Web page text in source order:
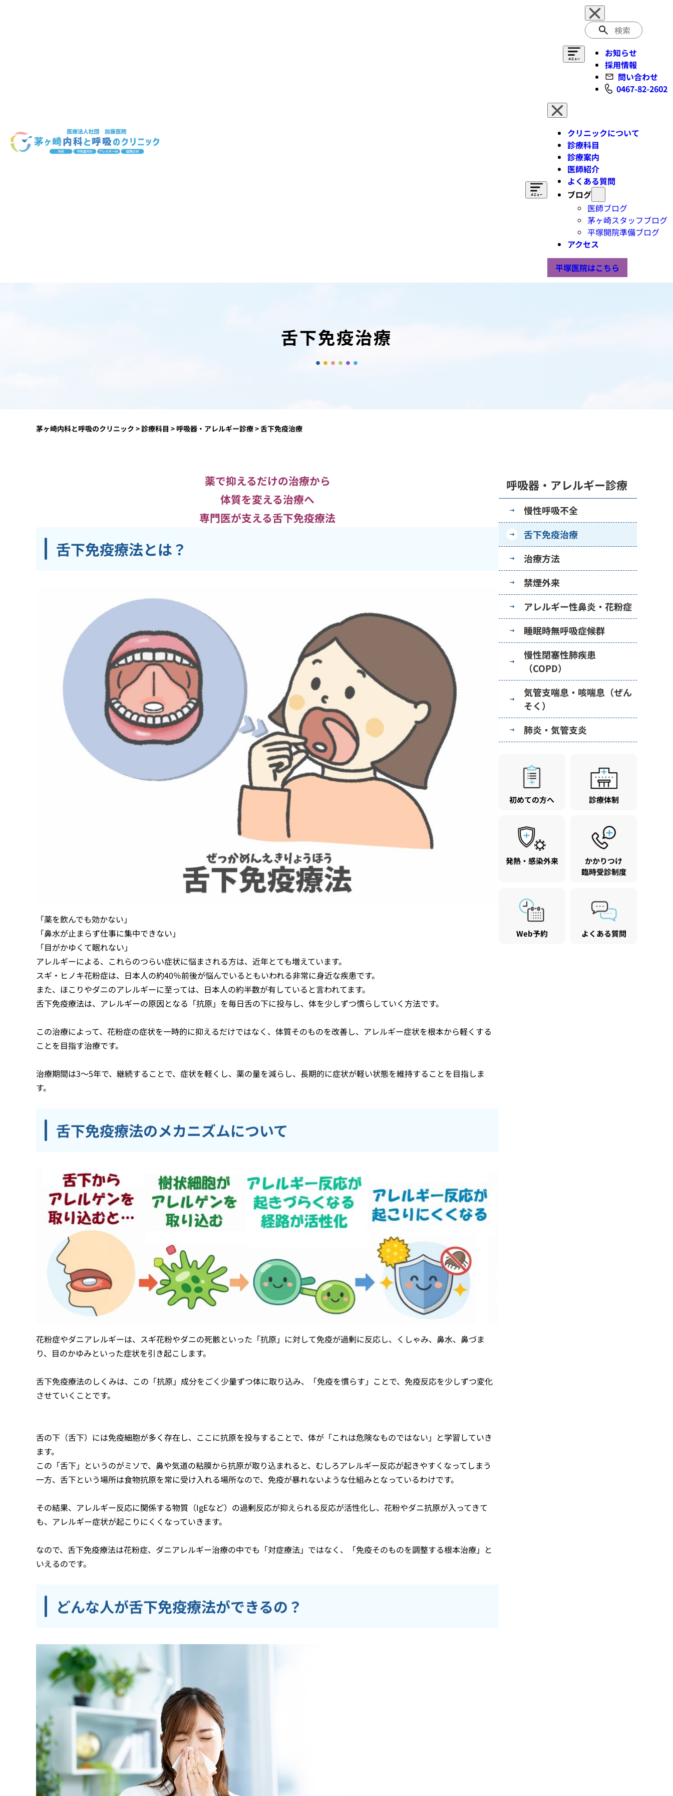
検
索
お知らせ
採用情報
問い合わせ
0467-82-2602
クリニックについて
診療科目
診療案内
医師紹介
よくある質問
ブログ
医師ブログ
茅ヶ崎スタッフブログ
平塚開院準備ブログ
アクセス
平塚医院はこちら
舌下免疫治療
茅ヶ崎内科と呼吸のクリニック >診療科目 >呼吸器・アレルギー診療>舌下免疫治療
薬で抑えるだけの治療から
体質を変える治療へ
専門医が支える舌下免疫療法
舌下免疫療法とは？
「薬を飲んでも効かない」
「鼻水が止まらず仕事に集中できない」
「目がかゆくて眠れない」
アレルギーによる、これらのつらい症状に悩まされる方は、近年とても増えています。
スギ・ヒノキ花粉症は、日本人の約40％前後が悩んでいるともいわれる非常に身近な疾患です。
また、ほこりやダニのアレルギーに至っては、日本人の約半数が有していると言われてます。
舌下免疫療法は、アレルギーの原因となる「抗原」を毎日舌の下に投与し、体を少しずつ慣らしていく方法です。
この治療によって、花粉症の症状を一時的に抑えるだけではなく、体質そのものを改善し、アレルギー症状を根本から軽くする
ことを目指す治療です。
治療期間は3〜5年で、継続することで、症状を軽くし、薬の量を減らし、長期的に症状が軽い状態を維持することを目指しま
す。
舌下免疫療法のメカニズムについて
花粉症やダニアレルギーは、スギ花粉やダニの死骸といった「抗原」に対して免疫が過剰に反応し、くしゃみ、鼻水、鼻づま
り、目のかゆみといった症状を引き起こします。
舌下免疫療法のしくみは、この「抗原」成分をごく少量ずつ体に取り込み、「免疫を慣らす」ことで、免疫反応を少しずつ変化
させていくことです。
舌の下（舌下）には免疫細胞が多く存在し、ここに抗原を投与することで、体が「これは危険なものではない」と学習していき
ます。
この「舌下」というのがミソで、鼻や気道の粘膜から抗原が取り込まれると、むしろアレルギー反応が起きやすくなってしまう
一方、舌下という場所は食物抗原を常に受け入れる場所なので、免疫が暴れないような仕組みとなっているわけです。
その結果、アレルギー反応に関係する物質（IgEなど）の過剰反応が抑えられる反応が活性化し、花粉やダニ抗原が入ってきて
も、アレルギー症状が起こりにくくなっていきます。
なので、舌下免疫療法は花粉症、ダニアレルギー治療の中でも「対症療法」ではなく、「免疫そのものを調整する根本治療」と
いえるのです。
どんな人が舌下免疫療法ができるの？
呼吸器・アレルギー診療
慢性呼吸不全
舌下免疫治療
治療方法
禁煙外来
アレルギー性鼻炎・花粉症
睡眠時無呼吸症候群
慢性閉塞性肺疾患
（COPD）
気管支喘息・咳喘息（ぜん
そく）
肺炎・気管支炎
初めての方へ 診療体制
発熱・感染外来
かかりつけ
臨時受診制度
Web予約 よくある質問